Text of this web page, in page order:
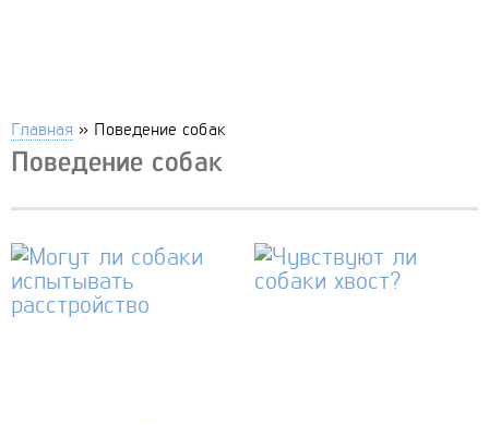
Главная » Поведение собак
Поведение собак